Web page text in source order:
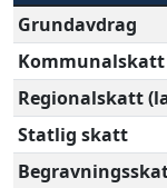
Grundavdrag
Kommunalskatt
Regionalskatt
Statlig skatt